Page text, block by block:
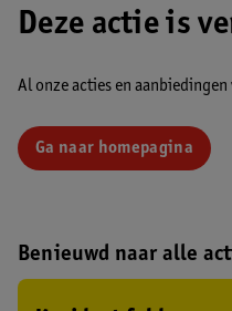
Deze actie is
Al onze acties en
Ga naar homepagina
Benieuwd naar alle